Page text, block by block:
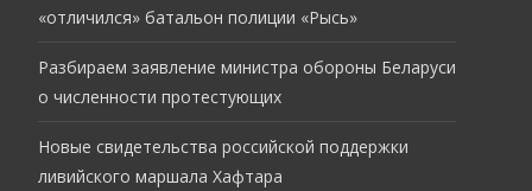
«отличился» батальон полиции «Рысь»
Разбираем заявление министра обороны Беларуси
о численности протестующих
Новые свидетельства российской поддержки
ливийского маршала Хафтара